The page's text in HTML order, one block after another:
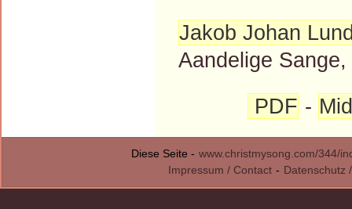
Jakob Johan
Aandelige
PDF -
Diese Seite - www.christmysong.com/344/
Impressum / Contact - Datenschutz